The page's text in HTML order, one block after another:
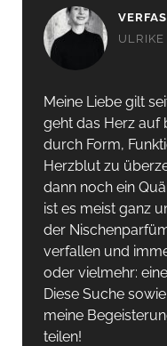
ULRIKE
Meine Liebe gilt
geht das Herz auf
durch Form,
Herzblut zu
dann noch ein
ist es meist ganz
der
verfallen und
oder vielmehr:
Diese Suche
meine
teilen!